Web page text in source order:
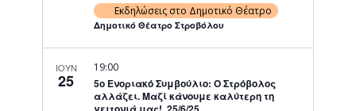
Εκδηλώσεις στο Δημοτικό Θέατρο
Δημοτικό Θέατρο Στροβόλου
ΙΟΥΝ
25
5ο Ενοριακό Συμβούλιο: Ο Στρόβολος
αλλάζει. Μαζί κάνουμε καλύτερη τη
19:00